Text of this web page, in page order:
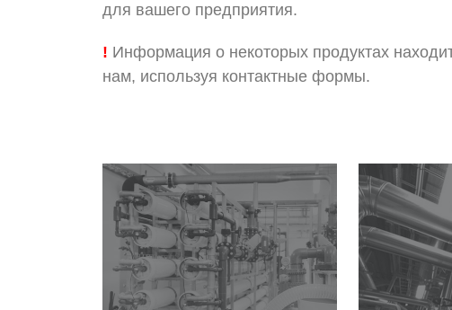
для вашего предприятия.
! Информация о некоторых продуктах
нам, используя контактные формы.